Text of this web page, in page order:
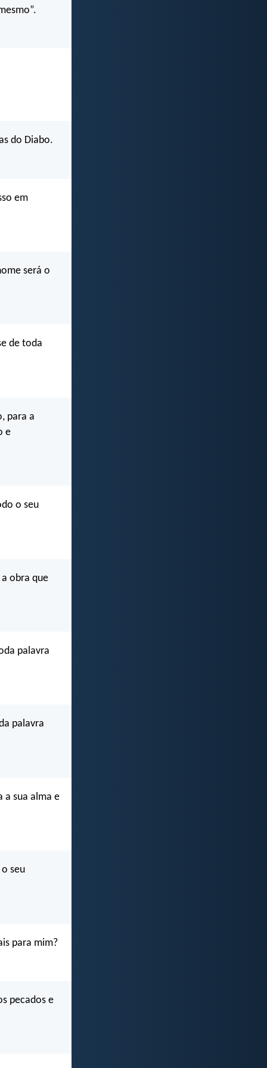
do Diabo.
em
será o
de toda
para a
e
o seu
obra que
palavra
palavra
a sua alma e
seu
para mim?
pecados e